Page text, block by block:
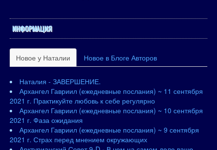
ИНФОРМАЦИЯ
Новое у Наталии Новое в Блоге Авторов
Наталия - ЗАВЕРШЕНИЕ.
Архангел Гавриил (ежедневные послания) ~ 11 сентября
2021 г. Практикуйте любовь к себе регулярно
Архангел Гавриил (ежедневные послания) ~ 10 сентября
2021 г. Фаза ожидания
Архангел Гавриил (ежедневные послания) ~ 9 сентября
2021 г. Страх перед мнением окружающих